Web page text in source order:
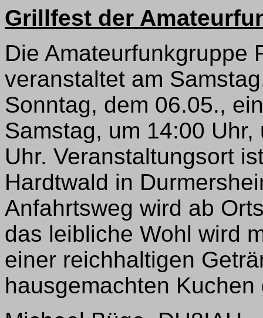
Grillfest der
Die Amateurfunkgruppe
veranstaltet am
Sonntag, dem 06.05.,
Samstag, um 14:00
Uhr. Veranstaltungsort
Hardtwald in
Anfahrtsweg wird ab
das leibliche Wohl wird
einer reichhaltigen
hausgemachten Kuchen